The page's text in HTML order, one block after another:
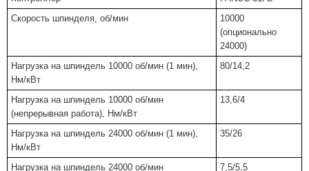
Скорость шпинделя, об/мин
10000
(опционально
24000)
Нагрузка на шпиндель 10000 об/мин (1 мин),
Нм/кВт
80/14,2
Нагрузка на шпиндель 10000 об/мин
(непрерывная работа), Нм/кВт
13,6/4
Нагрузка на шпиндель 24000 об/мин (1 мин),
Нм/кВт
35/26
Нагрузка на шпиндель 24000 об/мин 7,5/5,5